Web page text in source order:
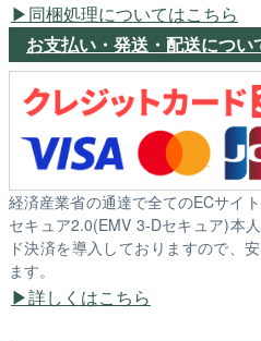
同梱処理についてはこちら
お支払い・発送・配送につい
経済産業省の通達で全てのECサイ
セキュア2.0(EMV 3-Dセキュア)本
ド決済を導入しておりますので、
ます。
詳しくはこちら